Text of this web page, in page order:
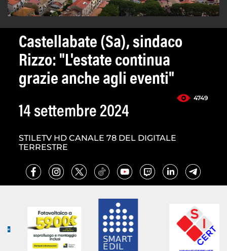
Castellabate (Sa), sindaco
Rizzo: "L'estate continua
grazie anche agli eventi"
4749
14 settembre 2024
STILETV HD CANALE 78 DEL DIGITALE
TERRESTRE